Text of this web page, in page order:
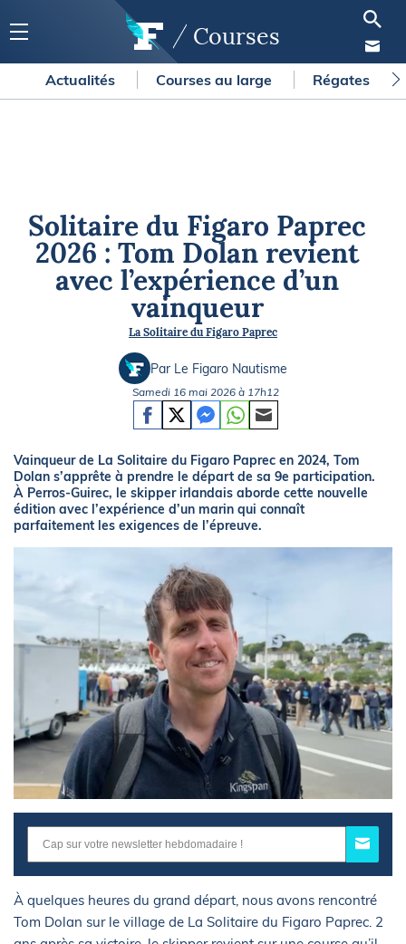
Courses
Actualités Courses au large Régates
Solitaire du Figaro Paprec
2026 : Tom Dolan revient
avec l’expérience d’un
vainqueur
La Solitaire du Figaro Paprec
Par Le Figaro Nautisme
Samedi 16 mai 2026 à 17h12
Vainqueur de La Solitaire du Figaro Paprec en 2024, Tom
Dolan s’apprête à prendre le départ de sa 9e participation.
À Perros-Guirec, le skipper irlandais aborde cette nouvelle
édition avec l’expérience d’un marin qui connaît
parfaitement les exigences de l’épreuve.
À quelques heures du grand départ, nous avons rencontré
Tom Dolan sur le village de La Solitaire du Figaro Paprec. 2